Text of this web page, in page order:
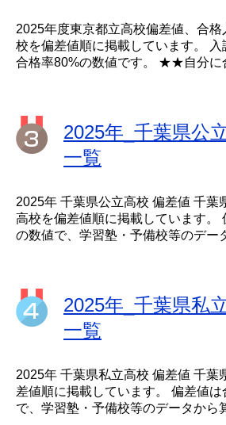
2025年度東京都立高校偏差値、合
校を偏差値順に掲載しています。
合格率80%の数値です。 ★★自分に
2025年_千葉県公
一覧
2025年 千葉県公立高校 偏差値 千葉
高校を偏差値順に掲載しています。
の数値で、学習塾・予備校等のデー
2025年_千葉県私
一覧
2025年 千葉県私立高校 偏差値 千葉
差値順に掲載しています。 偏差値
で、学習塾・予備校等のデータから